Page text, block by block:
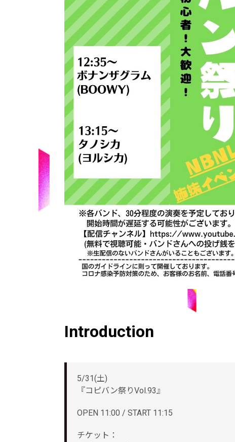
Introduction
5/31(土)
『コピバン祭りVol.93』
OPEN 11:00 / START 11:15
チケット：